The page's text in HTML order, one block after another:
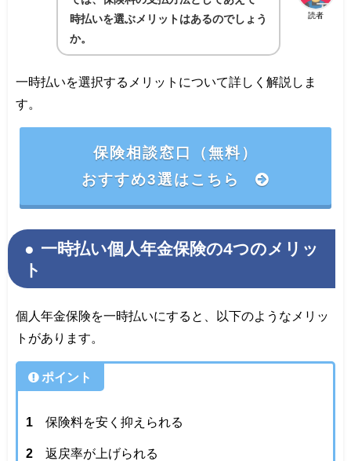
読者
時払いを選ぶメリットはあるのでしょう
か。
一時払いを選択するメリットについて詳しく解説しま
す。
保険相談窓口（無料）
おすすめ3選はこちら
一時払い個人年金保険の4つのメリッ
ト
個人年金保険を一時払いにすると、以下のようなメリッ
トがあります。
ポイント
保険料を安く抑えられる
返戻率が上げられる